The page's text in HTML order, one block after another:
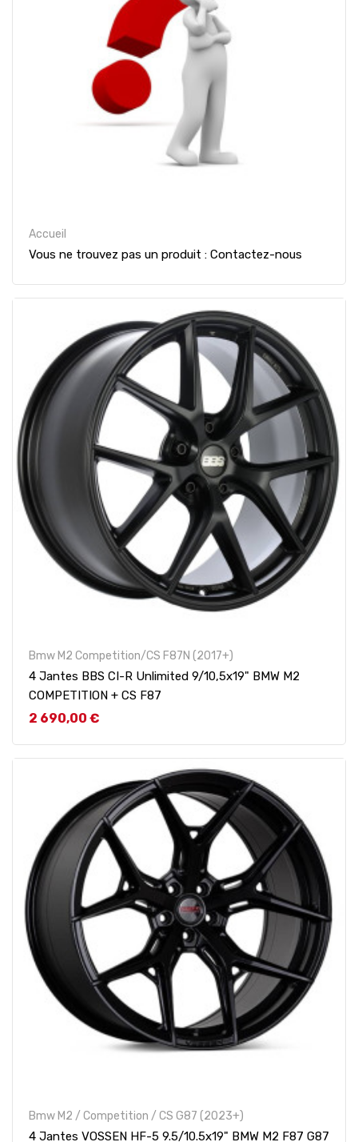
Accueil
Vous ne trouvez pas un produit : Contactez-nous
Bmw M2 Competition/CS F87N (2017+)
4 Jantes BBS CI-R Unlimited 9/10,5x19" BMW M2
COMPETITION + CS F87
Prix
2 690,00 €
Bmw M2 / Competition / CS G87 (2023+)
4 Jantes VOSSEN HF-5 9.5/10.5x19" BMW M2 F87 G87